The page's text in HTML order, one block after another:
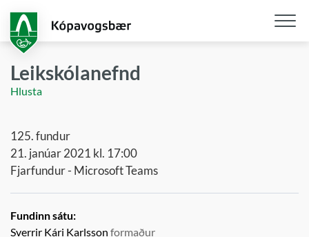
aðalefni
Leikskólanefnd
Hlusta
125. fundur
21. janúar 2021 kl. 17:00
Fjarfundur - Microsoft Teams
Fundinn sátu:
Sverrir Kári Karlsson formaður
Opna